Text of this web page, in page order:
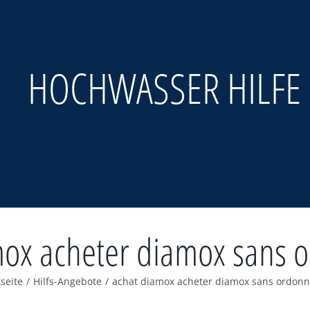
HOCHWASSER HILFE
acheter diamox sans
/ Hilfs-Angebote / achat diamox acheter diamox sans